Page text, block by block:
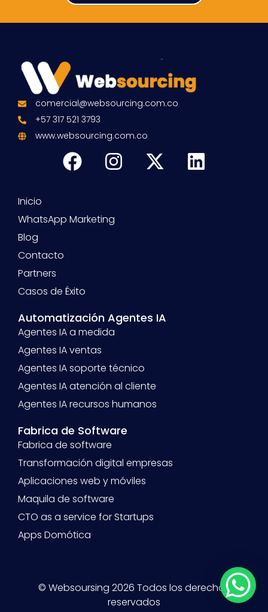
comercial@websourcing.com.co
+57 317 521 3793
www.websourcing.com.co
Inicio
WhatsApp Marketing
Blog
Contacto
Partners
Casos de Éxito
Automatización Agentes IA
Agentes IA a medida
Agentes IA ventas
Agentes IA soporte técnico
Agentes IA atención al cliente
Agentes IA recursos humanos
Fabrica de Software
Fabrica de software
Transformación digital empresas
Aplicaciones web y móviles
Maquila de software
CTO as a service for Startups
Apps Domótica
© Websoursing 2026 Todos los derechos
reservados